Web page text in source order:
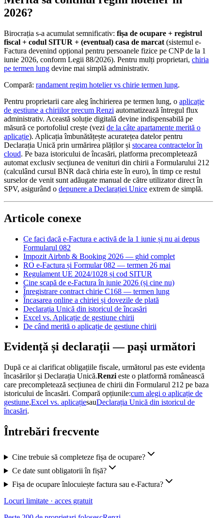
2026?
Birocrația s-a acumulat semnificativ: fișa de ocupare + registrul
fiscal + codul SITUR + (eventual) casa de marcat (sistemul e-
Factura devenind opțional pentru persoanele fizice pe CNP de la 1
iunie 2026, conform Legii 88/2026). Pentru mulți proprietari, chiria
pe termen lung devine mai simplă administrativ.
Compară: randament regim hotelier vs chirie termen lung.
Pentru proprietarii care aleg închirierea pe termen lung, o aplicație
de gestiune a chiriilor precum Renzi automatizează întregul flux
administrativ. Această soluție digitală devine indispensabilă pe
măsură ce portofoliul crește (vezi de la câte apartamente merită o
aplicație). Aplicația îmbunătățește acuratețea datelor pentru
Declarația Unică prin urmărirea plăților și stocarea contractelor în
cloud. Pe baza istoricului de încasări, platforma precompletează
automat exclusiv secțiunea de venituri din chirii a Formularului 212
(calculând cursul BNR dacă chiria este în euro), în timp ce restul
surselor de venit sunt adăugate manual de către utilizator direct în
SPV, asigurând o depunere a Declarației Unice extrem de simplă.
Articole conexe
Ce faci dacă e-Factura e activă de la 1 iunie și nu ai depus
Formularul 082
Impozit Airbnb & Booking 2026 — ghid complet
RO e-Factura și Formular 082 — termen 26 mai
Regulament UE 2024/1028 și cod SITUR
Cine scapă de e-Factura în iunie 2026 (și cine nu)
Înregistrare contract chirie C168 — termen lung
Încasarea online a chiriei și dovezile de plată
Declarația Unică din istoricul de încasări
Excel vs. Aplicație de gestiune chirii
De când merită o aplicație de gestiune chirii
Evidență și declarații — pași următori
După ce ai clarificat obligațiile fiscale, următorul pas este evidența
încasărilor și Declarația Unică.Renzi este o platformă românească
care precompletează secțiunea de chirii din Formularul 212 pe baza
istoricului de încasări. Compară opțiunile:cum alegi o aplicație de
gestiune,Excel vs. aplicațiesauDeclarația Unică din istoricul de
încasări.
Întrebări frecvente
Cine trebuie să completeze fișa de ocupare?
Ce date sunt obligatorii în fișă?
Fișa de ocupare înlocuiește factura sau e-Factura?
Locuri limitate · acces gratuit